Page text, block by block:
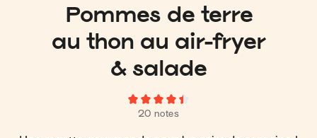
Pommes de terre
au thon au air-fryer
& salade
20 notes